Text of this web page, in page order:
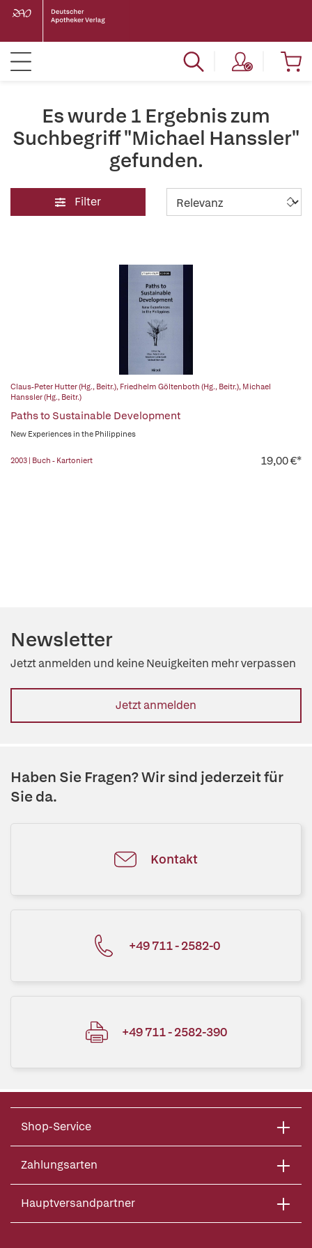
Es wurde 1 Ergebnis zum
Suchbegriff "Michael Hanssler"
gefunden.
Filter
Claus-Peter Hutter (Hg., Beitr.), Friedhelm Göltenboth (Hg., Beitr.), Michael
Hanssler (Hg., Beitr.)
Paths to Sustainable Development
New Experiences in the Philippines
2003 | Buch - Kartoniert 19,00 €*
Newsletter
Jetzt anmelden und keine Neuigkeiten mehr verpassen
Jetzt anmelden
Haben Sie Fragen? Wir sind jederzeit für
Sie da.
Kontakt
+49 711 - 2582-0
+49 711 - 2582-390
Shop-Service
Zahlungsarten
Hauptversandpartner